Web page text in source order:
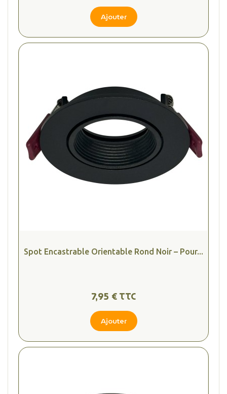
Ajouter
Spot Encastrable Orientable Rond Noir – Pour...
7,95 € TTC
Ajouter